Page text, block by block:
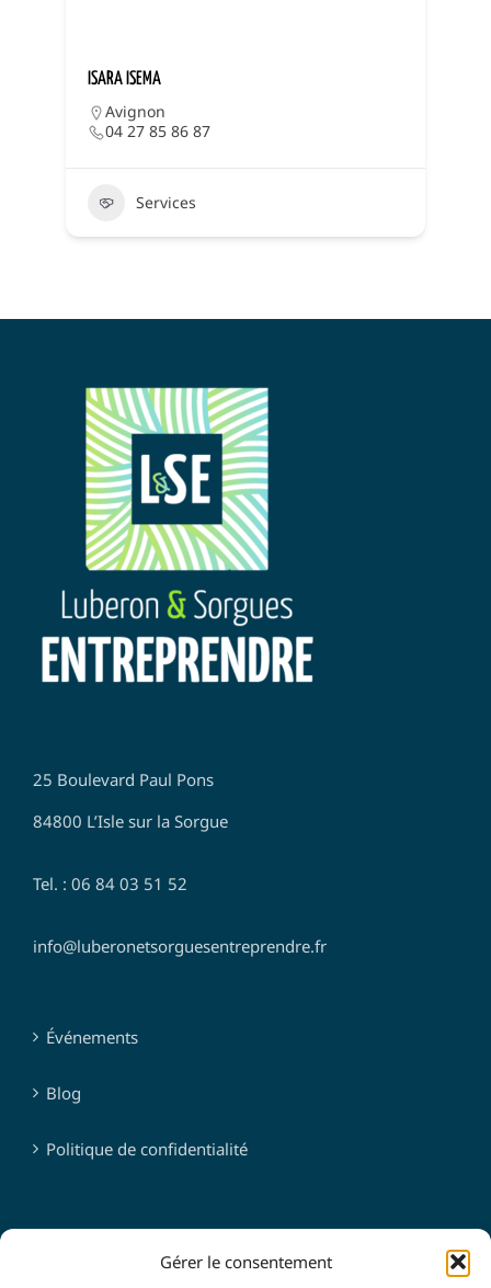
Gérer le consentement
ISARA ISEMA
Avignon
04 27 85 86 87
Services
25 Boulevard Paul Pons
84800 L’Isle sur la Sorgue
Tel. : 06 84 03 51 52
info@luberonetsorguesentreprendre.fr
Événements
Blog
Politique de confidentialité